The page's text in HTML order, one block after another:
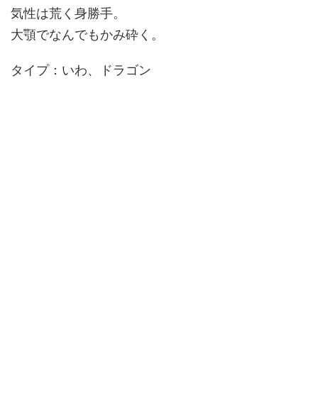
気性は荒く身勝手。
大顎でなんでもかみ砕く。
タイプ：いわ、ドラゴン